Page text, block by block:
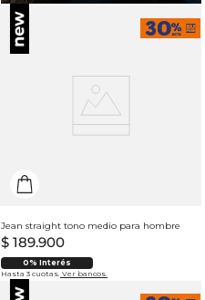
Jean straight tono medio para hombre
$ 189.900
0% Interés
Hasta 3 cuotas. Ver bancos.